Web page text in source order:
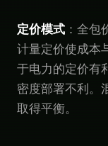
定价模式 ：全包
计量定价使成本
于电力的定价有
密度部署不利。
取得平衡。